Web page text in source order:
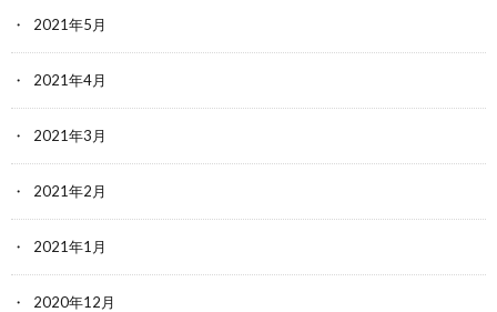
2021年5月
2021年4月
2021年3月
2021年2月
2021年1月
2020年12月